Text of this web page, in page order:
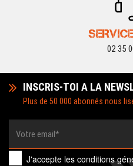
02 35
INSCRIS-TOI A LA
Plus de 50 000 abonnés nous
J'accepte lesconditions